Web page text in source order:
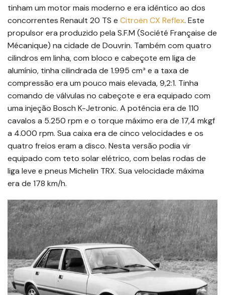
tinham um motor mais moderno e era idêntico ao dos
concorrentes Renault 20 TS e Citroën CX Reflex. Este
propulsor era produzido pela S.F.M (Société Française de
Mécanique) na cidade de Douvrin. Também com quatro
cilindros em linha, com bloco e cabeçote em liga de
alumínio, tinha cilindrada de 1.995 cm³ e a taxa de
compressão era um pouco mais elevada, 9,2:1. Tinha
comando de válvulas no cabeçote e era equipado com
uma injeção Bosch K-Jetronic. A potência era de 110
cavalos a 5.250 rpm e o torque máximo era de 17,4 mkgf
a 4.000 rpm. Sua caixa era de cinco velocidades e os
quatro freios eram a disco. Nesta versão podia vir
equipado com teto solar elétrico, com belas rodas de
liga leve e pneus Michelin TRX. Sua velocidade máxima
era de 178 km/h.